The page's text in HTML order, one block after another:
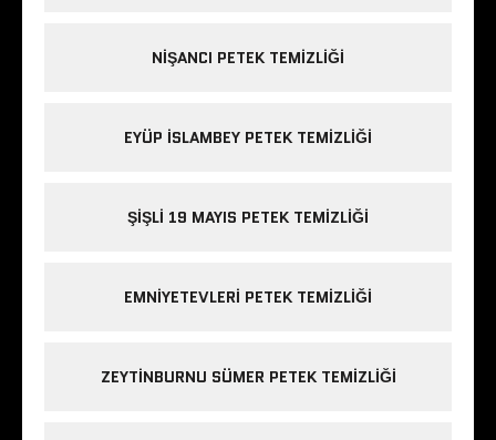
NIŞANCI PETEK TEMIZLIĞI
EYÜP ISLAMBEY PETEK TEMIZLIĞI
ŞIŞLI 19 MAYIS PETEK TEMIZLIĞI
EMNIYETEVLERI PETEK TEMIZLIĞI
ZEYTINBURNU SÜMER PETEK TEMIZLIĞI